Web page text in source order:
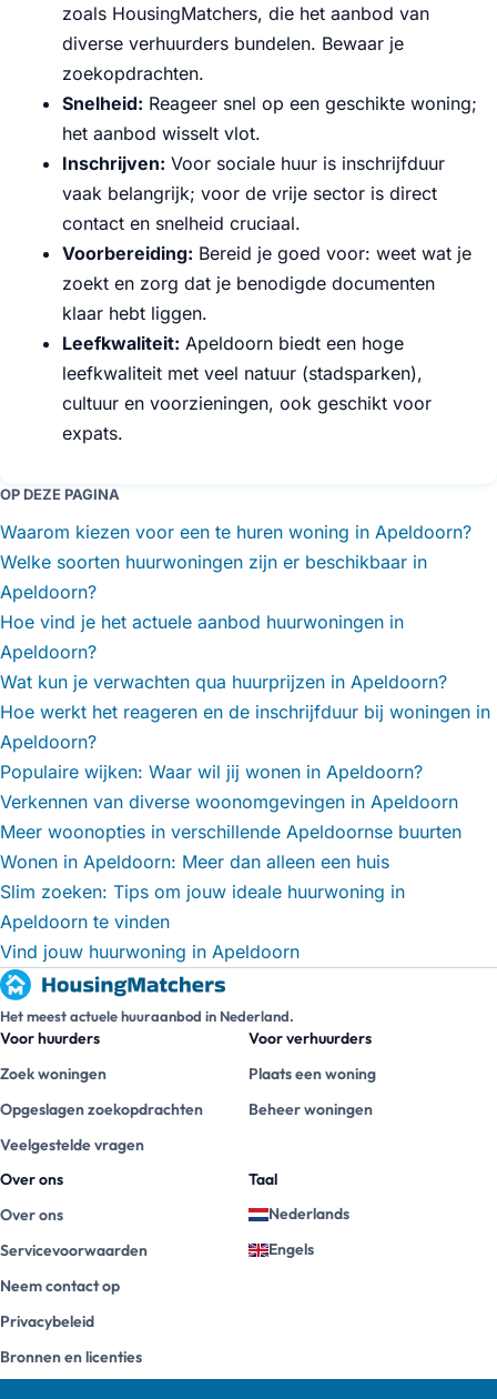
zoals HousingMatchers, die het aanbod van
diverse verhuurders bundelen. Bewaar je
zoekopdrachten.
Snelheid: Reageer snel op een geschikte woning;
het aanbod wisselt vlot.
Inschrijven: Voor sociale huur is inschrijfduur
vaak belangrijk; voor de vrije sector is direct
contact en snelheid cruciaal.
Voorbereiding: Bereid je goed voor: weet wat je
zoekt en zorg dat je benodigde documenten
klaar hebt liggen.
Leefkwaliteit: Apeldoorn biedt een hoge
leefkwaliteit met veel natuur (stadsparken),
cultuur en voorzieningen, ook geschikt voor
expats.
OP DEZE PAGINA
Waarom kiezen voor een te huren woning in Apeldoorn?
Welke soorten huurwoningen zijn er beschikbaar in
Apeldoorn?
Hoe vind je het actuele aanbod huurwoningen in
Apeldoorn?
Wat kun je verwachten qua huurprijzen in Apeldoorn?
Hoe werkt het reageren en de inschrijfduur bij woningen in
Apeldoorn?
Populaire wijken: Waar wil jij wonen in Apeldoorn?
Verkennen van diverse woonomgevingen in Apeldoorn
Meer woonopties in verschillende Apeldoornse buurten
Wonen in Apeldoorn: Meer dan alleen een huis
Slim zoeken: Tips om jouw ideale huurwoning in
Apeldoorn te vinden
Vind jouw huurwoning in Apeldoorn
Het meest actuele huuraanbod in Nederland.
Voor huurders
Zoek woningen
Opgeslagen zoekopdrachten
Veelgestelde vragen
Voor verhuurders
Plaats een woning
Beheer woningen
Over ons
Over ons
Servicevoorwaarden
Neem contact op
Privacybeleid
Bronnen en licenties
Taal
Nederlands
Engels